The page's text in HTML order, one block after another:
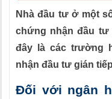
Nhà đầu tư ở một
chứng nhận đầu
đây là các trường
nhận đầu tư gián
Đối với ngân